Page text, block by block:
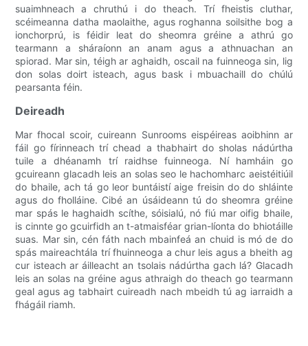
suaimhneach a chruthú i do theach. Trí fheistis cluthar,
scéimeanna datha maolaithe, agus roghanna soilsithe bog a
ionchorprú, is féidir leat do sheomra gréine a athrú go
tearmann a sháraíonn an anam agus a athnuachan an
spiorad. Mar sin, téigh ar aghaidh, oscail na fuinneoga sin, lig
don solas doirt isteach, agus bask i mbuachaill do chúlú
pearsanta féin.
Deireadh
Mar fhocal scoir, cuireann Sunrooms eispéireas aoibhinn ar
fáil go fírinneach trí chead a thabhairt do sholas nádúrtha
tuile a dhéanamh trí raidhse fuinneoga. Ní hamháin go
gcuireann glacadh leis an solas seo le hachomharc aeistéitiúil
do bhaile, ach tá go leor buntáistí aige freisin do do shláinte
agus do fholláine. Cibé an úsáideann tú do sheomra gréine
mar spás le haghaidh scíthe, sóisialú, nó fiú mar oifig bhaile,
is cinnte go gcuirfidh an t-atmaisféar grian-líonta do bhiotáille
suas. Mar sin, cén fáth nach mbainfeá an chuid is mó de do
spás maireachtála trí fhuinneoga a chur leis agus a bheith ag
cur isteach ar áilleacht an tsolais nádúrtha gach lá? Glacadh
leis an solas na gréine agus athraigh do theach go tearmann
geal agus ag tabhairt cuireadh nach mbeidh tú ag iarraidh a
fhágáil riamh.